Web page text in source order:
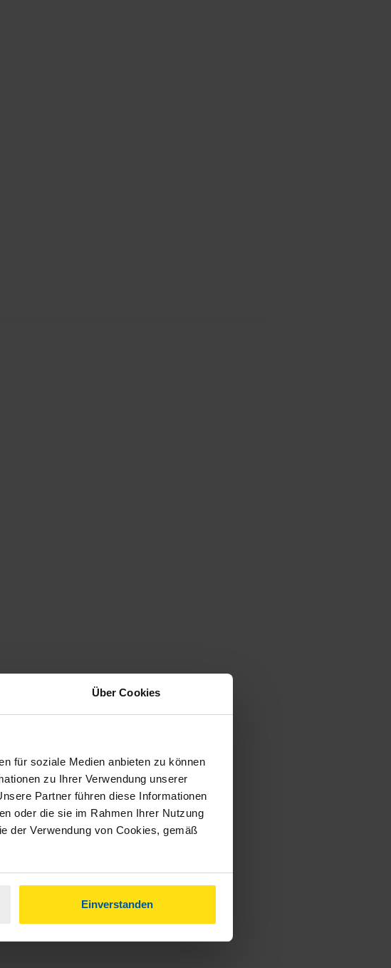
Über Cookies
für soziale Medien anbieten zu können
zu Ihrer Verwendung unserer
Partner führen diese Informationen
oder die sie im Rahmen Ihrer Nutzung
der Verwendung von Cookies, gemäß
Einverstanden